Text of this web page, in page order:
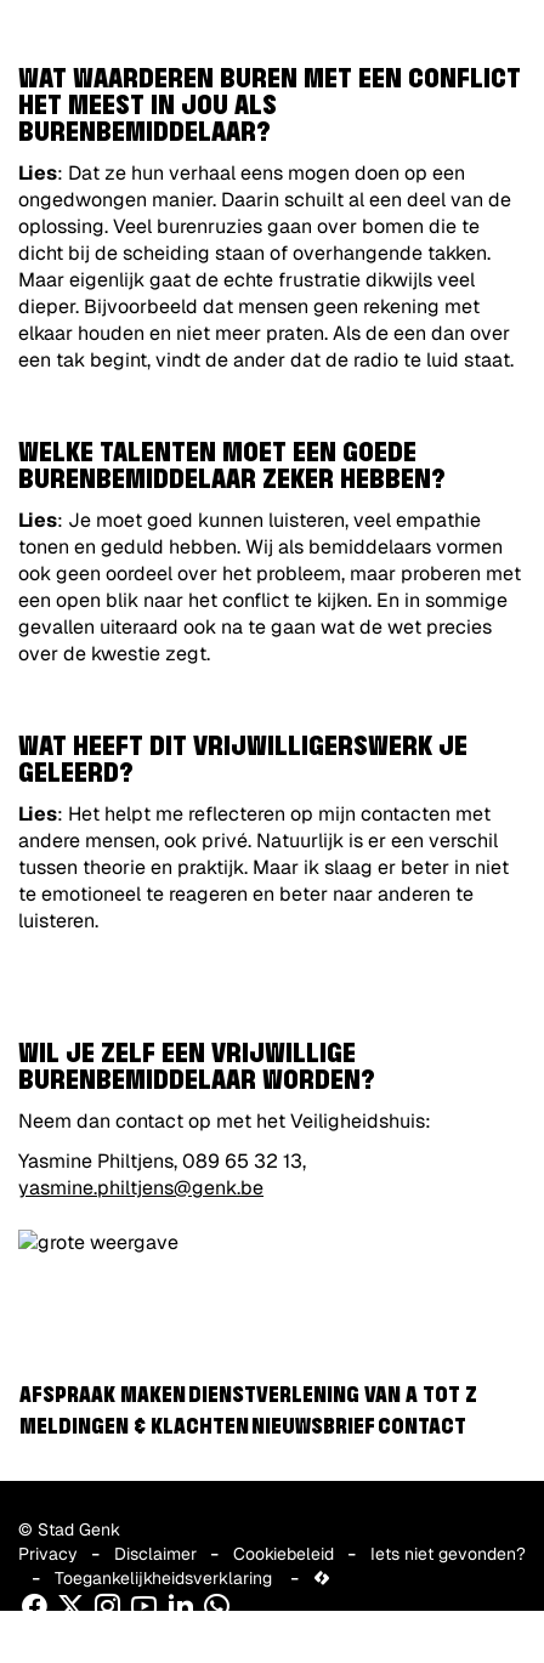
WAT WAARDEREN BUREN MET EEN CONFLICT
HET MEEST IN JOU ALS
BURENBEMIDDELAAR?
Lies: Dat ze hun verhaal eens mogen doen op een
ongedwongen manier. Daarin schuilt al een deel van de
oplossing. Veel burenruzies gaan over bomen die te
dicht bij de scheiding staan of overhangende takken.
Maar eigenlijk gaat de echte frustratie dikwijls veel
dieper. Bijvoorbeeld dat mensen geen rekening met
elkaar houden en niet meer praten. Als de een dan over
een tak begint, vindt de ander dat de radio te luid staat.
WELKE TALENTEN MOET EEN GOEDE
BURENBEMIDDELAAR ZEKER HEBBEN?
Lies: Je moet goed kunnen luisteren, veel empathie
tonen en geduld hebben. Wij als bemiddelaars vormen
ook geen oordeel over het probleem, maar proberen met
een open blik naar het conflict te kijken. En in sommige
gevallen uiteraard ook na te gaan wat de wet precies
over de kwestie zegt.
WAT HEEFT DIT VRIJWILLIGERSWERK JE
GELEERD?
Lies: Het helpt me reflecteren op mijn contacten met
andere mensen, ook privé. Natuurlijk is er een verschil
tussen theorie en praktijk. Maar ik slaag er beter in niet
te emotioneel te reageren en beter naar anderen te
luisteren.
WIL JE ZELF EEN VRIJWILLIGE
BURENBEMIDDELAAR WORDEN?
Neem dan contact op met het Veiligheidshuis:
Yasmine Philtjens, 089 65 32 13,
yasmine.philtjens@genk.be
AFSPRAAK MAKEN
DIENSTVERLENING VAN A TOT Z
MELDINGEN & KLACHTEN
NIEUWSBRIEF CONTACT
© Stad Genk
Privacy
Disclaimer Cookiebeleid
Iets niet gevonden?
Toegankelijkheidsverklaring
Facebook
TwitterInstagramYoutubeLinkedinWhatsApp